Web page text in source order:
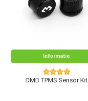
Informatie
DMD TPMS Sensor Kit